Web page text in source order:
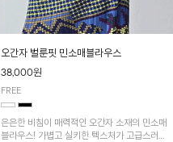
오간자 벌룬핏 민소매블라우스
38,000원
FREE
은은한 비침이 매력적인 오간자 소재의 민소매
블라우스! 가볍고 실키한 텍스처가 고급스러운